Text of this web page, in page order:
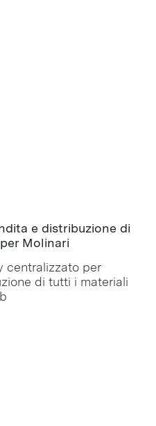
e distribuzione di
Molinari
centralizzato per
di tutti i materiali